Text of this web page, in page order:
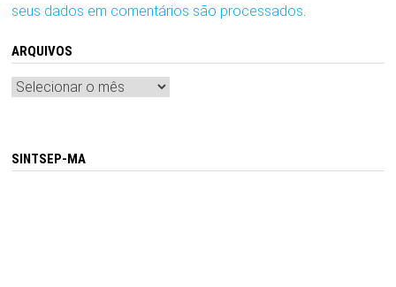
seus dados em comentários são processados
ARQUIVOS
Arquivos
SINTSEP-MA